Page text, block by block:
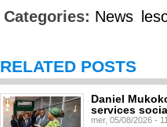
Categories: News
RELATED POSTS
Daniel
services
mer, 05/08/2026 -